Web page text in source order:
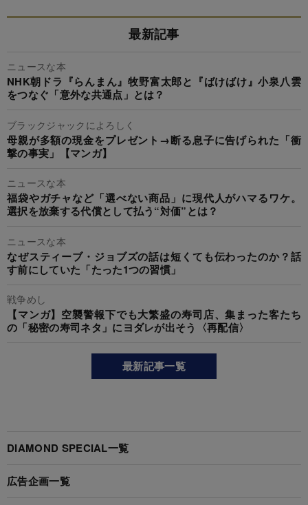
最新記事
ニュースな本
NHK朝ドラ『らんまん』牧野富太郎と『ばけばけ』小泉八雲
をつなぐ「意外な共通点」とは？
ブラックジャックによろしく
母親が多額の現金をプレゼント→断る息子に告げられた「衝
撃の事実」【マンガ】
ニュースな本
福袋やガチャなど「選べない商品」に現代人がハマるワケ。
選択を放棄する代償として払う“対価”とは？
ニュースな本
なぜスティーブ・ジョブズの話は短くても伝わったのか？話
す前にしていた「たった1つの習慣」
戦争めし
【マンガ】空襲警報下でも大繁盛の寿司店、集まった客たち
の「秘密の寿司ネタ」にヨダレが出そう〈再配信〉
最新記事一覧
DIAMOND SPECIAL一覧
広告企画一覧